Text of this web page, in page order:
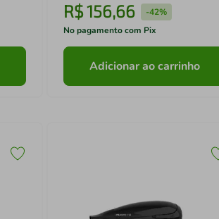
R$156,66 -42%
No pagamento com Pix
Adicionar ao carrinho